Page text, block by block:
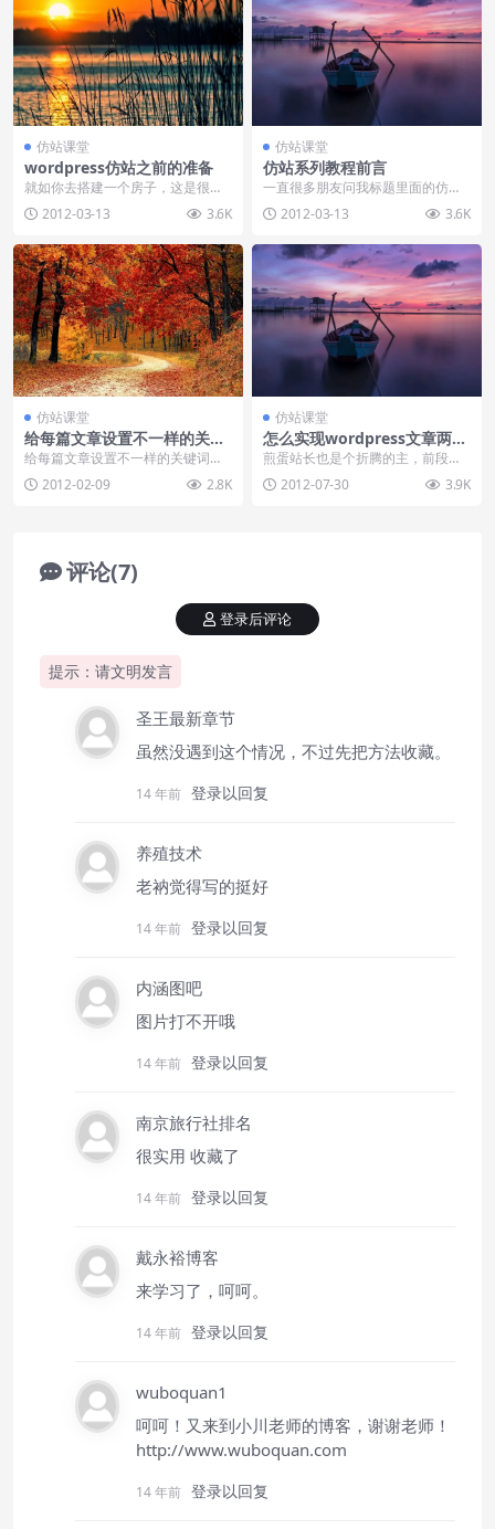
仿站课堂
wordpress仿站之前的准备
就如你去搭建一个房子，这是很多
人形象比喻建站的一种方式，但是
真正的建站当然不需要...
2012-03-13 3.6K
仿站课堂
仿站系列教程前言
一直很多朋友问我标题里面的仿站
是什么意思？小川最近准备给自己
一点时间，系统的写一...
2012-03-13 3.6K
仿站课堂
给每篇文章设置不一样的关键
词和描述
给每篇文章设置不一样的关键词和
描述是有利于SEO优化的，这个每
一个学习seo的朋...
2012-02-09 2.8K
仿站课堂
怎么实现wordpress文章两侧
箭头分页
煎蛋站长也是个折腾的主，前段时
间煎蛋改版，首页显示缩略图了，
最近又看到，他把文章...
2012-07-30 3.9K
评论(7)
提示：请文明发言
登录后评论
圣王最新章节
虽然没遇到这个情况，不过先把方法收藏。
14 年前 登录以回复
养殖技术
老衲觉得写的挺好
14 年前 登录以回复
内涵图吧
图片打不开哦
14 年前 登录以回复
南京旅行社排名
很实用 收藏了
14 年前 登录以回复
戴永裕博客
来学习了，呵呵。
14 年前 登录以回复
wuboquan1
呵呵！又来到小川老师的博客，谢谢老师！
http://www.wuboquan.com
14 年前 登录以回复